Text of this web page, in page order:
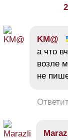
KM@
а что
возле
не